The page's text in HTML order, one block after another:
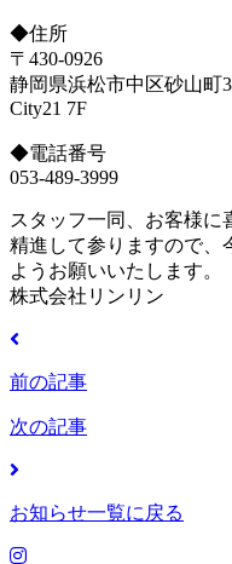
◆住所
〒430-0926
静岡県浜松市中区砂山町
City21 7F
◆電話番号
053-489-3999
スタッフ一同、お客様に
精進して参りますので、
ようお願いいたします。
株式会社リンリン
前の記事
次の記事
お知らせ一覧に戻る